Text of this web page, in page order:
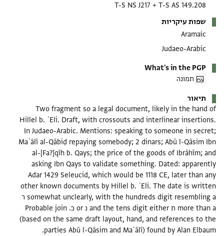
T-S AS 149.208
+
T-S NS J217
שפות עיקריות
Aramaic
Judaeo-Arabic
What's in the PGP
תמונה
תיאור
Two fragment so a legal document, likely in the hand of
Hillel b. ʿEli. Draft, with crossouts and interlinear insertions.
In Judaeo-Arabic. Mentions: speaking to someone in secret;
Maʿālī al-Qābiḍ repaying somebody; 2 dinars; Abū l-Qāsim Ibn
al-[Fa?]qīh b. Qays; the price of the goods of Ibrāhīm; and
asking Ibn Qays to validate something. Dated: apparently
Adar 1429 Seleucid, which would be 1118 CE, later than any
other known documents by Hillel b. ʿEli. The date is written
somewhat unclearly, with the hundreds digit resembling a ר
more than a ת and the tens digit either נ or כ. Probable join
(based on the same draft layout, hand, and references to the
parties Abū l-Qāsim and Maʿālī) found by Alan Elbaum.